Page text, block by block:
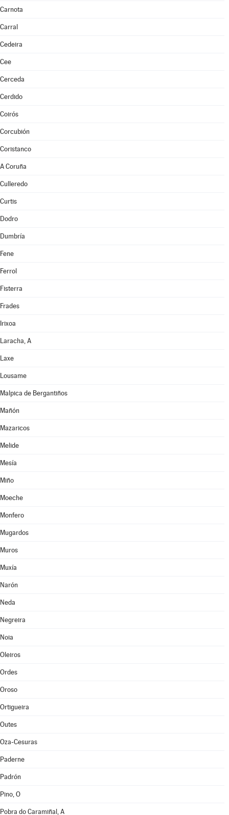
Carnota
Carral
Cedeira
Cee
Cerceda
Cerdido
Coirós
Corcubión
Coristanco
A Coruña
Culleredo
Curtis
Dodro
Dumbría
Fene
Ferrol
Fisterra
Frades
Irixoa
Laracha, A
Laxe
Lousame
Malpica de Bergantiños
Mañón
Mazaricos
Melide
Mesía
Miño
Moeche
Monfero
Mugardos
Muros
Muxía
Narón
Neda
Negreira
Noia
Oleiros
Ordes
Oroso
Ortigueira
Outes
Oza-Cesuras
Paderne
Padrón
Pino, O
Pobra do Caramiñal, A